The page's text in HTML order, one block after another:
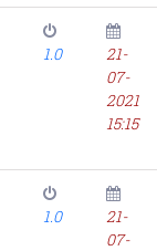
1.0
21-
07-
2021
15:15
1.0
21-
07-